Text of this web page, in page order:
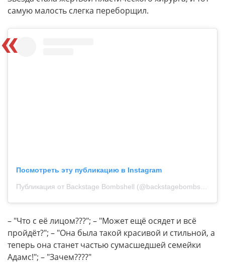
самую малость слегка переборщил.
Посмотреть эту публикацию в Instagram
– "Что с её лицом???"; – "Может ещё осядет и всё
пройдёт?"; – "Она была такой красивой и стильной, а
теперь она станет частью сумасшедшей семейки
Адамс!"; – "Зачем????"